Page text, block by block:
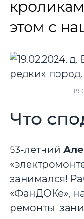
этом с
Что
53-летний
занимался!
«ФанДОКе»,
ремонты,